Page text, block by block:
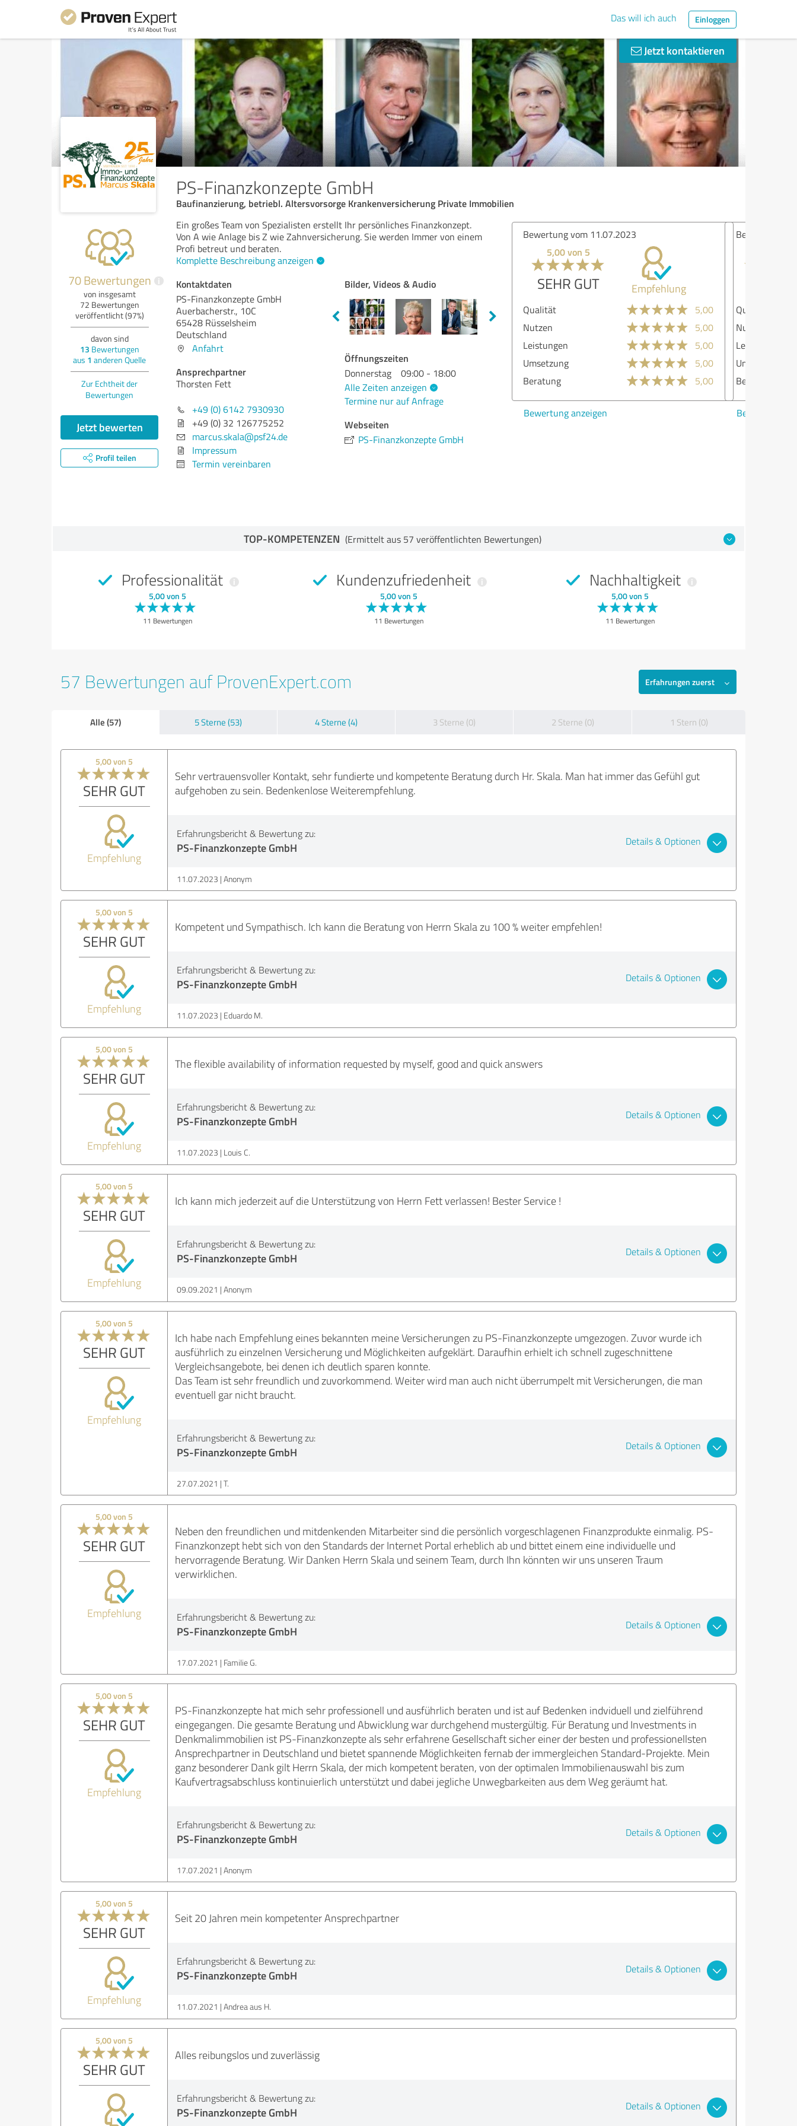
Das will ich auch Einloggen
Jetzt kontaktieren
PS-Finanzkonzepte GmbH
Baufinanzierung, betriebl. Altersvorsorge Krankenversicherung Private Immobilien
70 Bewertungen i
von insgesamt
72 Bewertungen
veröffentlicht (97%)
davon sind
13 Bewertungen
aus 1 anderen Quelle
Zur Echtheit der
Bewertungen
Jetzt bewerten
Profil teilen
Ein großes Team von Spezialisten erstellt Ihr persönliches Finanzkonzept.
Von A wie Anlage bis Z wie Zahnversicherung. Sie werden Immer von einem
Profi betreut und beraten.
Komplette Beschreibung anzeigen
Kontaktdaten
PS-Finanzkonzepte GmbH
Auerbacherstr., 10C
65428 Rüsselsheim
Deutschland
Anfahrt
Ansprechpartner
Thorsten Fett
+49 (0) 6142 7930930
+49 (0) 32 126775252
marcus.skala@psf24.de
Impressum
Termin vereinbaren
Bilder, Videos & Audio
Öffnungszeiten
Donnerstag
09:00 - 18:00
Alle Zeiten anzeigen
Termine nur auf Anfrage
Webseiten
PS-Finanzkonzepte GmbH
Bewertung vom 11.07.2023
5,00 von 5
SEHR GUT Empfehlung
Qualität
5,00
Nutzen
5,00
Leistungen
5,00
Umsetzung
5,00
Beratung
5,00
Bewertung anzeigen
TOP-KOMPETENZEN (Ermittelt aus 57 veröffentlichten Bewertungen)
Professionalität
5,00 von 5
11 Bewertungen
Kundenzufriedenheit
5,00 von 5
11 Bewertungen
Nachhaltigkeit
5,00 von 5
11 Bewertungen
57 Bewertungen auf ProvenExpert.com Erfahrungen zuerst
Alle (57) 5 Sterne (53) 4 Sterne (4) 3 Sterne (0) 2 Sterne (0) 1 Stern (0)
5,00 von 5
SEHR GUT
Empfehlung
Sehr vertrauensvoller Kontakt, sehr fundierte und kompetente Beratung durch Hr. Skala. Man hat immer das Gefühl gut
aufgehoben zu sein. Bedenkenlose Weiterempfehlung.
Erfahrungsbericht & Bewertung zu:
PS-Finanzkonzepte GmbH Details & Optionen
11.07.2023 Anonym
5,00 von 5
SEHR GUT
Empfehlung
Kompetent und Sympathisch. Ich kann die Beratung von Herrn Skala zu 100 % weiter empfehlen!
Erfahrungsbericht & Bewertung zu:
PS-Finanzkonzepte GmbH Details & Optionen
11.07.2023 Eduardo M.
5,00 von 5
SEHR GUT
Empfehlung
The flexible availability of information requested by myself, good and quick answers
Erfahrungsbericht & Bewertung zu:
PS-Finanzkonzepte GmbH Details & Optionen
11.07.2023 Louis C.
5,00 von 5
SEHR GUT
Empfehlung
Ich kann mich jederzeit auf die Unterstützung von Herrn Fett verlassen! Bester Service !
Erfahrungsbericht & Bewertung zu:
PS-Finanzkonzepte GmbH Details & Optionen
09.09.2021 Anonym
5,00 von 5
SEHR GUT
Empfehlung
Ich habe nach Empfehlung eines bekannten meine Versicherungen zu PS-Finanzkonzepte umgezogen. Zuvor wurde ich
ausführlich zu einzelnen Versicherung und Möglichkeiten aufgeklärt. Daraufhin erhielt ich schnell zugeschnittene
Vergleichsangebote, bei denen ich deutlich sparen konnte.
Das Team ist sehr freundlich und zuvorkommend. Weiter wird man auch nicht überrumpelt mit Versicherungen, die man
eventuell gar nicht braucht.
Erfahrungsbericht & Bewertung zu:
PS-Finanzkonzepte GmbH Details & Optionen
27.07.2021 T.
5,00 von 5
SEHR GUT
Empfehlung
Neben den freundlichen und mitdenkenden Mitarbeiter sind die persönlich vorgeschlagenen Finanzprodukte einmalig. PS-
Finanzkonzept hebt sich von den Standards der Internet Portal erheblich ab und bittet einem eine individuelle und
hervorragende Beratung. Wir Danken Herrn Skala und seinem Team, durch Ihn könnten wir uns unseren Traum
verwirklichen.
Erfahrungsbericht & Bewertung zu:
PS-Finanzkonzepte GmbH Details & Optionen
17.07.2021 Familie G.
5,00 von 5
SEHR GUT
Empfehlung
PS-Finanzkonzepte hat mich sehr professionell und ausführlich beraten und ist auf Bedenken indviduell und zielführend
eingegangen. Die gesamte Beratung und Abwicklung war durchgehend mustergültig. Für Beratung und Investments in
Denkmalimmobilien ist PS-Finanzkonzepte als sehr erfahrene Gesellschaft sicher einer der besten und professionellsten
Ansprechpartner in Deutschland und bietet spannende Möglichkeiten fernab der immergleichen Standard-Projekte. Mein
ganz besonderer Dank gilt Herrn Skala, der mich kompetent beraten, von der optimalen Immobilienauswahl bis zum
Kaufvertragsabschluss kontinuierlich unterstützt und dabei jegliche Unwegbarkeiten aus dem Weg geräumt hat.
Erfahrungsbericht & Bewertung zu:
PS-Finanzkonzepte GmbH Details & Optionen
17.07.2021 Anonym
5,00 von 5
SEHR GUT
Empfehlung
Seit 20 Jahren mein kompetenter Ansprechpartner
Erfahrungsbericht & Bewertung zu:
PS-Finanzkonzepte GmbH Details & Optionen
11.07.2021 Andrea aus H.
5,00 von 5
SEHR GUT
Alles reibungslos und zuverlässig
Erfahrungsbericht & Bewertung zu:
PS-Finanzkonzepte GmbH Details & Optionen